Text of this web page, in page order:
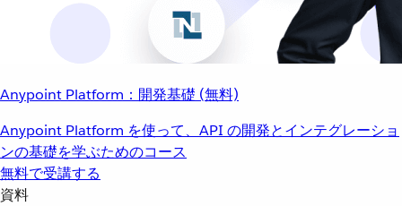
Anypoint Platform：開発基礎 (無料)
Anypoint Platform を使って、API の開発とインテグレーショ
ンの基礎を学ぶためのコース
無料で受講する
資料